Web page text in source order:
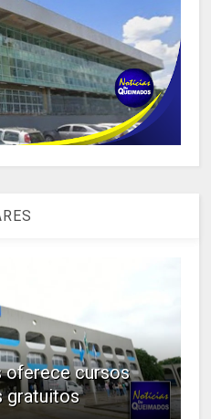
oferece cursos
gratuitos